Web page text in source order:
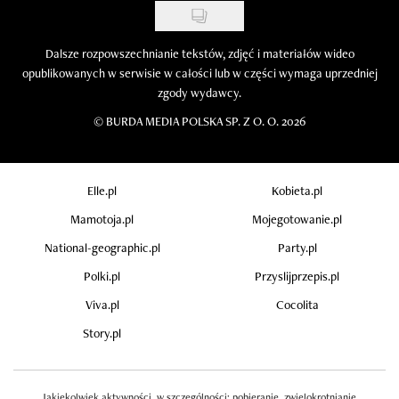
Dalsze rozpowszechnianie tekstów, zdjęć i materiałów wideo
opublikowanych w serwisie w całości lub w części wymaga uprzedniej
zgody wydawcy.
© BURDA MEDIA POLSKA SP. Z O. O. 2026
Elle.pl
Kobieta.pl
Mamotoja.pl
Mojegotowanie.pl
National-geographic.pl
Party.pl
Polki.pl
Przyslijprzepis.pl
Viva.pl
Cocolita
Story.pl